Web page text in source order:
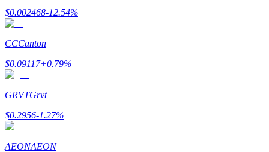
Thông tin
Phân tích dữ liệu lớn bao gồm thông tin giao dịch, v.v.
$0.002468-12.54%
CCCanton
$0.09117+0.79%
GRVTGrvt
$0.2956-1.27%
AEONAEON